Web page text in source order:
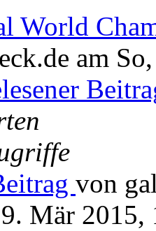
World
am
von
Mär 2015,